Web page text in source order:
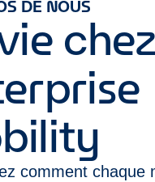
de plus de 9 500
des quartiers et des
et Service Client
ou au détail,
hôtellerie ou dans
(exemples :
compétition de cas,
associations, ou service
DE NOUS
chez
comment chaque